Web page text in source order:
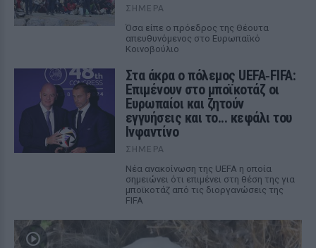
ΣΉΜΕΡΑ
Όσα είπε ο πρόεδρος της Θέουτα
απευθυνόμενος στο Ευρωπαϊκό
Κοινοβούλιο
Στα άκρα ο πόλεμος UEFA‑FIFA:
Επιμένουν στο μποϊκοτάζ οι
Ευρωπαίοι και ζητούν
εγγυήσεις και το... κεφάλι του
Ινφαντίνο
ΣΉΜΕΡΑ
Νέα ανακοίνωση της UEFA η οποία
σημειώνει ότι επιμένει στη θέση της για
μποϊκοτάζ από τις διοργανώσεις της
FIFA